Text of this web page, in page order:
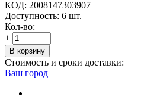
КОД: 2008147303907
Доступность: 6 шт.
Кол-во:
+
−
В корзину
Стоимость и сроки доставки:
Ваш город